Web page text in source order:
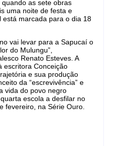
as sete obras
uma noite de festa e
está marcada para o dia 18
vai levar para a Sapucaí o
do Mulungu”,
Renato Esteves. A
escritora Conceição
e sua produção
da “escrevivência” e
vida do povo negro
escola a desfilar no
fevereiro, na Série Ouro.